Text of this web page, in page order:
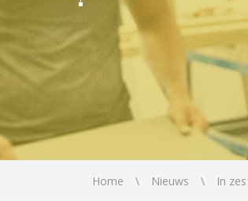
Home Nieuws In